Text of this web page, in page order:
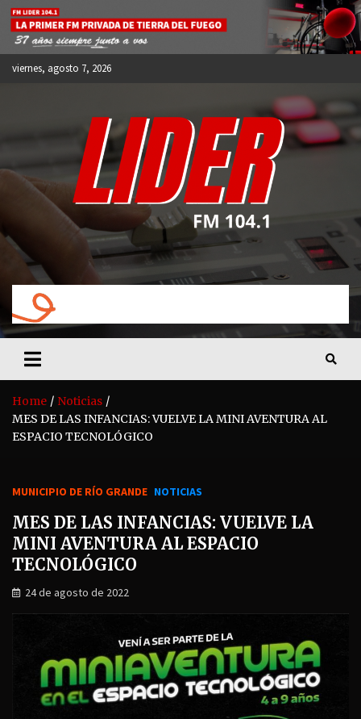
Skip
content
viernes, agosto 7, 2026
FM LIDER 104.1
Home
Noticias
MES DE LAS INFANCIAS: VUELVE LA MINI AVENTURA AL
ESPACIO TECNOLÓGICO
MUNICIPIO DE RÍO GRANDE NOTICIAS
MES DE LAS INFANCIAS: VUELVE LA
MINI AVENTURA AL ESPACIO
TECNOLÓGICO
24 de agosto de 2022